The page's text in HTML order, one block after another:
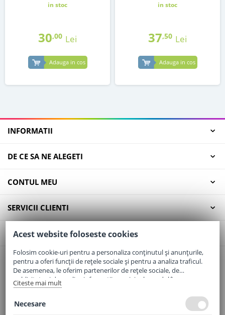
in stoc
30,00 Lei
Adauga in cos
in stoc
37,50 Lei
Adauga in cos
INFORMATII
DE CE SA NE ALEGETI
CONTUL MEU
SERVICII CLIENTI
CONTACT
Email:office@elaptepraf.ro
Telefon:0745-964-449
Adresa:Sos. Borsului, Nr. 20, Oradea, Jud. Bihor
Acest website foloseste cookies
Folosim cookie-uri pentru a personaliza conținutul și anunțurile,
pentru a oferi funcții de rețele sociale și pentru a analiza traficul.
De asemenea, le oferim partenerilor de rețele sociale, de
publicitate și de analize informații cu privire la modul în care
folosiți site-ul nostru. Aceștia le pot combina cu alte informații
Citeste mai mult
Necesare